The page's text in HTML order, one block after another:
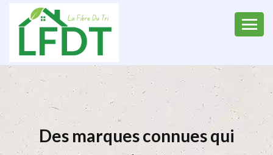
Des marques connues qui